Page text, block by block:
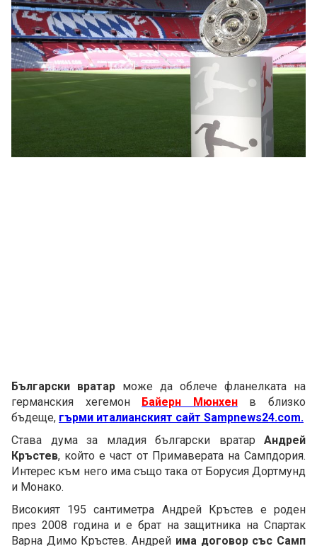
Български вратар може да облече фланелката на
германския хегемон Байерн Мюнхенв близко
бъдеще, гърми италианският сайт Sampnews24.com.
Става дума за младия български вратар Андрей
Кръстев, който е част от Примаверата на Сампдория.
Интерес към него има също така от Борусия Дортмунд
и Монако.
Високият 195 сантиметра Андрей Кръстев е роден
през 2008 година и е брат на защитника на Спартак
Варна Димо Кръстев. Андрей има договор със Самп